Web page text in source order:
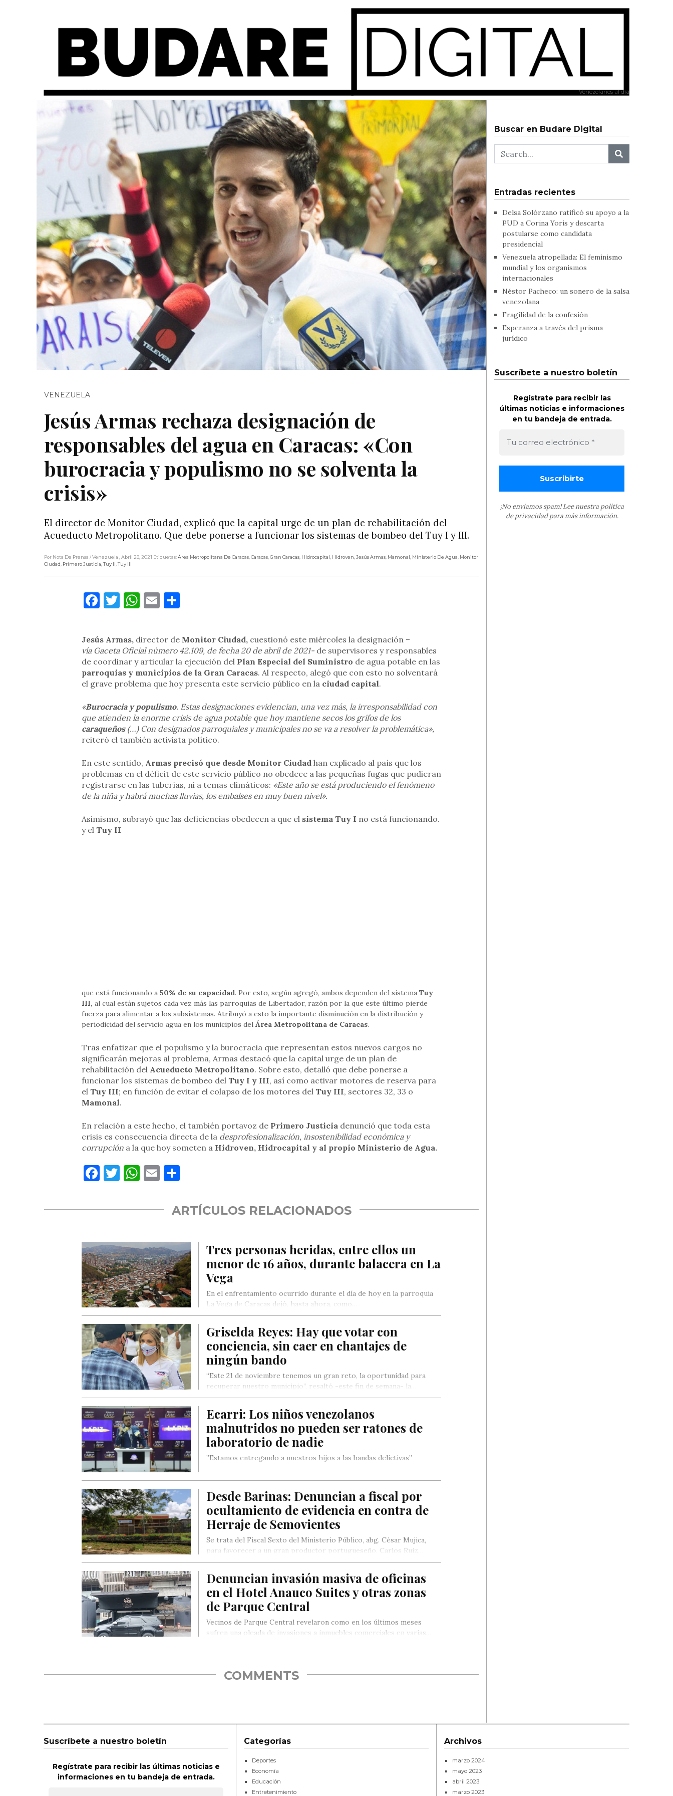
miércoles, abril 28, 2021 Venezolanos al día
VENEZUELA
Jesús Armas rechaza designación de
responsables del agua en Caracas: «Con
burocracia y populismo no se solventa la
crisis»
El director de Monitor Ciudad, explicó que la capital urge de un plan de rehabilitación del
Acueducto Metropolitano. Que debe ponerse a funcionar los sistemas de bombeo del Tuy I y III.
Por Nota De Prensa / Venezuela , Abril 28, 2021 Etiquetas:Área Metropolitana De Caracas,Caracas,Gran Caracas, Hidrocapital, Hidroven,Jesús Armas, Mamonal, Ministerio De Agua, Monitor
Ciudad, Primero Justicia,Tuy II,Tuy III
Facebook
Twitter
WhatsApp
EmailCompartir
Jesús Armas,director de Monitor Ciudad, cuestionó este miércoles la designación –
vía Gaceta Oficial número 42.109, de fecha 20 de abril de 2021- de supervisores y responsables
de coordinar y articular la ejecución del Plan Especial del Suministro de agua potable en las
parroquias y municipios de la Gran Caracas. Al respecto, alegó que con esto no solventará
el grave problema que hoy presenta este servicio público en la ciudad capital.
«Burocracia y populismo. Estas designaciones evidencian, una vez más, la irresponsabilidad con
que atienden la enorme crisis de agua potable que hoy mantiene secos los grifos de los
caraqueños(…) Con designados parroquiales y municipales no se va a resolver la problemática»,
reiteró el también activista político.
En este sentido, Armas precisó que desde Monitor Ciudadhan explicado al país que los
problemas en el déficit de este servicio público no obedece a las pequeñas fugas que pudieran
registrarse en las tuberías, ni a temas climáticos: «Este año se está produciendo el fenómeno
de la niña y habrá muchas lluvias, los embalses en muy buen nivel».
Asimismo, subrayó que las deficiencias obedecen a que el sistema Tuy I no está funcionando.
y el Tuy II
que está funcionando a 50% de su capacidad. Por esto, según agregó, ambos dependen del sistema Tuy
III, al cual están sujetos cada vez más las parroquias de Libertador, razón por la que este último pierde
fuerza para alimentar a los subsistemas. Atribuyó a esto la importante disminución en la distribución y
periodicidad del servicio agua en los municipios del Área Metropolitana de Caracas.
Tras enfatizar que el populismo y la burocracia que representan estos nuevos cargos no
significarán mejoras al problema, Armas destacó que la capital urge de un plan de
rehabilitación del Acueducto Metropolitano. Sobre esto, detalló que debe ponerse a
funcionar los sistemas de bombeo del Tuy I y III, así como activar motores de reserva para
el Tuy III; en función de evitar el colapso de los motores del Tuy III, sectores 32, 33 o
Mamonal.
En relación a este hecho, el también portavoz de Primero Justiciadenunció que toda esta
crisis es consecuencia directa de la desprofesionalización, insostenibilidad económica y
corrupcióna la que hoy someten a Hidroven, Hidrocapital y al propio Ministerio de Agua.
Facebook
Twitter
WhatsApp
EmailCompartir
ARTÍCULOS RELACIONADOS
Tres personas heridas, entre ellos un
menor de 16 años, durante balacera en La
Vega
En el enfrentamiento ocurrido durante el día de hoy en la parroquia
La Vega de Caracas dejó, hasta ahora, como…
Griselda Reyes: Hay que votar con
conciencia, sin caer en chantajes de
ningún bando
“Este 21 de noviembre tenemos un gran reto, la oportunidad para
recuperar nuestro municipio”, resaltó -este fin de semana- la…
Ecarri: Los niños venezolanos
malnutridos no pueden ser ratones de
laboratorio de nadie
”Estamos entregando a nuestros hijos a las bandas delictivas”
Desde Barinas: Denuncian a fiscal por
ocultamiento de evidencia en contra de
Herraje de Semovientes
Se trata del Fiscal Sexto del Ministerio Público, abg. César Mujica,
para favorecer a un gran productor portugueseño, Carlos Ruiz…
Denuncian invasión masiva de oficinas
en el Hotel Anauco Suites y otras zonas
de Parque Central
Vecinos de Parque Central revelaron como en los últimos meses
sufren una oleada de invasiones a inmuebles comerciales en varias…
COMMENTS
Buscar en Budare Digital
Entradas recientes
Delsa Solórzano ratificó su apoyo a la
PUD a Corina Yoris y descarta
postularse como candidata
presidencial
Venezuela atropellada: El feminismo
mundial y los organismos
internacionales
Néstor Pacheco: un sonero de la salsa
venezolana
Fragilidad de la confesión
Esperanza a través del prisma
jurídico
Suscríbete a nuestro boletín
Regístrate para recibir las
últimas noticias e informaciones
en tu bandeja de entrada.
¡No enviamos spam! Lee nuestra política
de privacidadpara más información.
Suscríbete a nuestro boletín
Regístrate para recibir las últimas noticias e
informaciones en tu bandeja de entrada.
Categorías
Deportes
Economía
Educación
Entretenimiento
Archivos
marzo 2024
mayo 2023
abril 2023
marzo 2023